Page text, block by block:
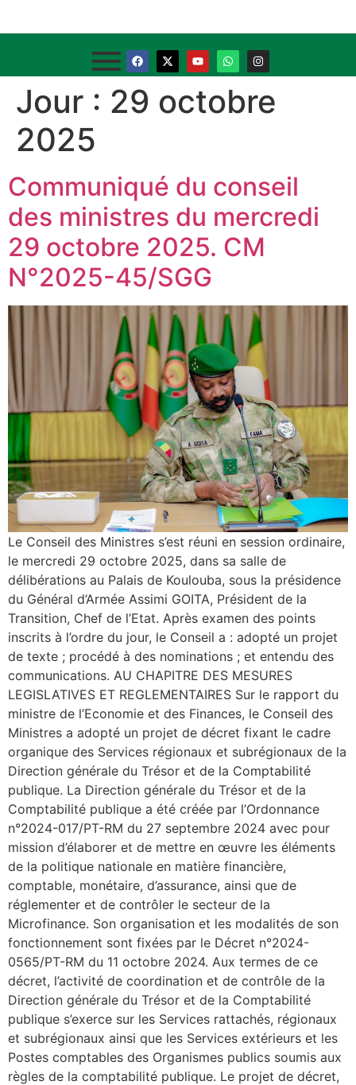
Jour : 29 octobre
2025
Communiqué du conseil
des ministres du mercredi
29 octobre 2025. CM
N°2025-45/SGG
Le Conseil des Ministres s’est réuni en session ordinaire,
le mercredi 29 octobre 2025, dans sa salle de
délibérations au Palais de Koulouba, sous la présidence
du Général d’Armée Assimi GOITA, Président de la
Transition, Chef de l’Etat. Après examen des points
inscrits à l’ordre du jour, le Conseil a : adopté un projet
de texte ; procédé à des nominations ; et entendu des
communications. AU CHAPITRE DES MESURES
LEGISLATIVES ET REGLEMENTAIRES Sur le rapport du
ministre de l’Economie et des Finances, le Conseil des
Ministres a adopté un projet de décret fixant le cadre
organique des Services régionaux et subrégionaux de la
Direction générale du Trésor et de la Comptabilité
publique. La Direction générale du Trésor et de la
Comptabilité publique a été créée par l’Ordonnance
n°2024-017/PT-RM du 27 septembre 2024 avec pour
mission d’élaborer et de mettre en œuvre les éléments
de la politique nationale en matière financière,
comptable, monétaire, d’assurance, ainsi que de
réglementer et de contrôler le secteur de la
Microfinance. Son organisation et les modalités de son
fonctionnement sont fixées par le Décret n°2024-
0565/PT-RM du 11 octobre 2024. Aux termes de ce
décret, l’activité de coordination et de contrôle de la
Direction générale du Trésor et de la Comptabilité
publique s’exerce sur les Services rattachés, régionaux
et subrégionaux ainsi que les Services extérieurs et les
Postes comptables des Organismes publics soumis aux
règles de la comptabilité publique. Le projet de décret,